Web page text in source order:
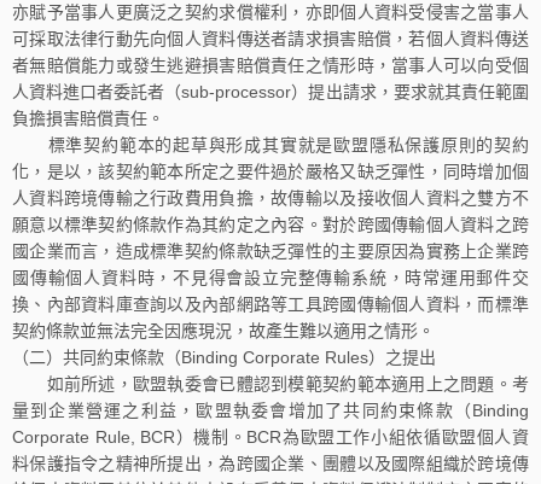
亦賦予當事人更廣泛之契約求償權利，亦即個人資料受侵害之當事人
可採取法律行動先向個人資料傳送者請求損害賠償，若個人資料傳送
者無賠償能力或發生逃避損害賠償責任之情形時，當事人可以向受個
人資料進口者委託者（sub-processor）提出請求，要求就其責任範圍
負擔損害賠償責任。
標準契約範本的起草與形成其實就是歐盟隱私保護原則的契約
化，是以，該契約範本所定之要件過於嚴格又缺乏彈性，同時增加個
人資料跨境傳輸之行政費用負擔，故傳輸以及接收個人資料之雙方不
願意以標準契約條款作為其約定之內容。對於跨國傳輸個人資料之跨
國企業而言，造成標準契約條款缺乏彈性的主要原因為實務上企業跨
國傳輸個人資料時，不見得會設立完整傳輸系統，時常運用郵件交
換、內部資料庫查詢以及內部網路等工具跨國傳輸個人資料，而標準
契約條款並無法完全因應現況，故產生難以適用之情形。
（二）共同約束條款（Binding Corporate Rules）之提出
如前所述，歐盟執委會已體認到模範契約範本適用上之問題。考
量到企業營運之利益，歐盟執委會增加了共同約束條款（Binding
Corporate Rule, BCR）機制。BCR為歐盟工作小組依循歐盟個人資
料保護指令之精神所提出，為跨國企業、團體以及國際組織於跨境傳